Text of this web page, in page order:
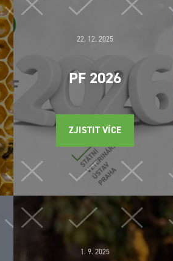
22. 12. 2025
PF 2026
ZJISTIT VÍCE
1. 9. 2025